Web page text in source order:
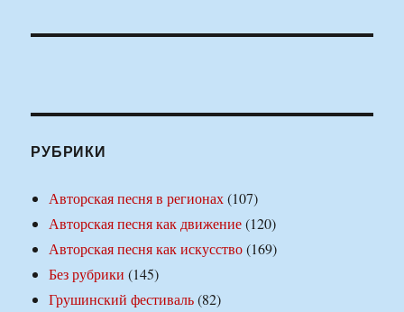
РУБРИКИ
Авторская песня в регионах(107)
Авторская песня как движение(120)
Авторская песня как искусство(169)
Без рубрики (145)
Грушинский фестиваль(82)